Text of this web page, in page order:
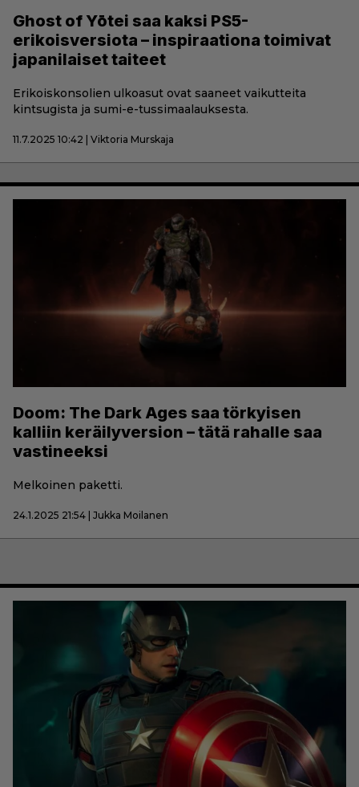
Ghost of Yōtei saa kaksi PS5-
erikoisversiota – inspiraationa toimivat
japanilaiset taiteet
Erikoiskonsolien ulkoasut ovat saaneet vaikutteita
kintsugista ja sumi-e-tussimaalauksesta.
11.7.2025 10:42 | Viktoria Murskaja
Doom: The Dark Ages saa törkyisen
kalliin keräilyversion – tätä rahalle saa
vastineeksi
Melkoinen paketti.
24.1.2025 21:54 | Jukka Moilanen